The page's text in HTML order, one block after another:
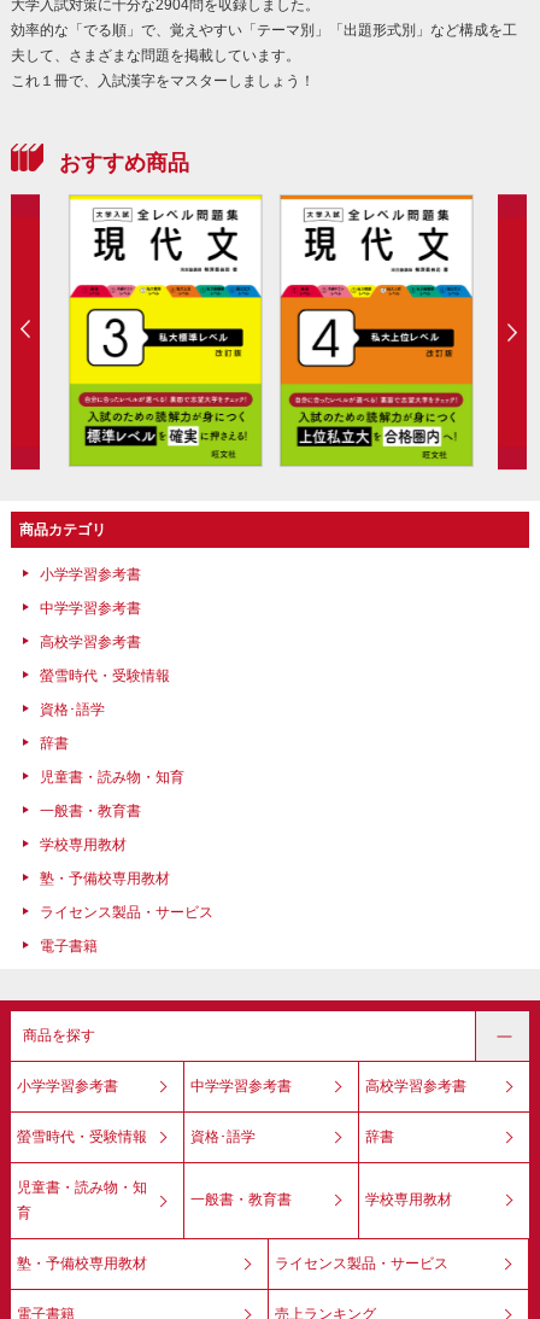
大学入試対策に十分な2904問を収録しました。
効率的な「でる順」で、覚えやすい「テーマ別」「出題形式別」など構成を工
夫して、さまざまな問題を掲載しています。
これ１冊で、入試漢字をマスターしましょう！
おすすめ商品
商品カテゴリ
小学学習参考書
中学学習参考書
高校学習参考書
螢雪時代・受験情報
資格･語学
辞書
児童書・読み物・知育
一般書・教育書
学校専用教材
塾・予備校専用教材
ライセンス製品・サービス
電子書籍
商品を探す
小学学習参考書 中学学習参考書 高校学習参考書
螢雪時代・受験情報 資格･語学 辞書
児童書・読み物・知
育
一般書・教育書 学校専用教材
塾・予備校専用教材 ライセンス製品・サービス
電子書籍 売上ランキング